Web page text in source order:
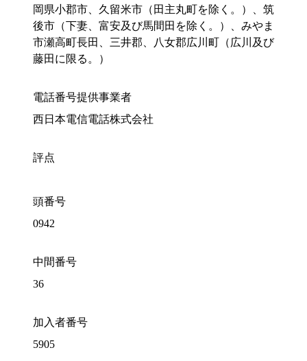
岡県小郡市、久留米市（田主丸町を除く。）、筑
後市（下妻、富安及び馬間田を除く。）、みやま
市瀬高町長田、三井郡、八女郡広川町（広川及び
藤田に限る。）
電話番号提供事業者
西日本電信電話株式会社
評点
頭番号
0942
中間番号
36
加入者番号
5905